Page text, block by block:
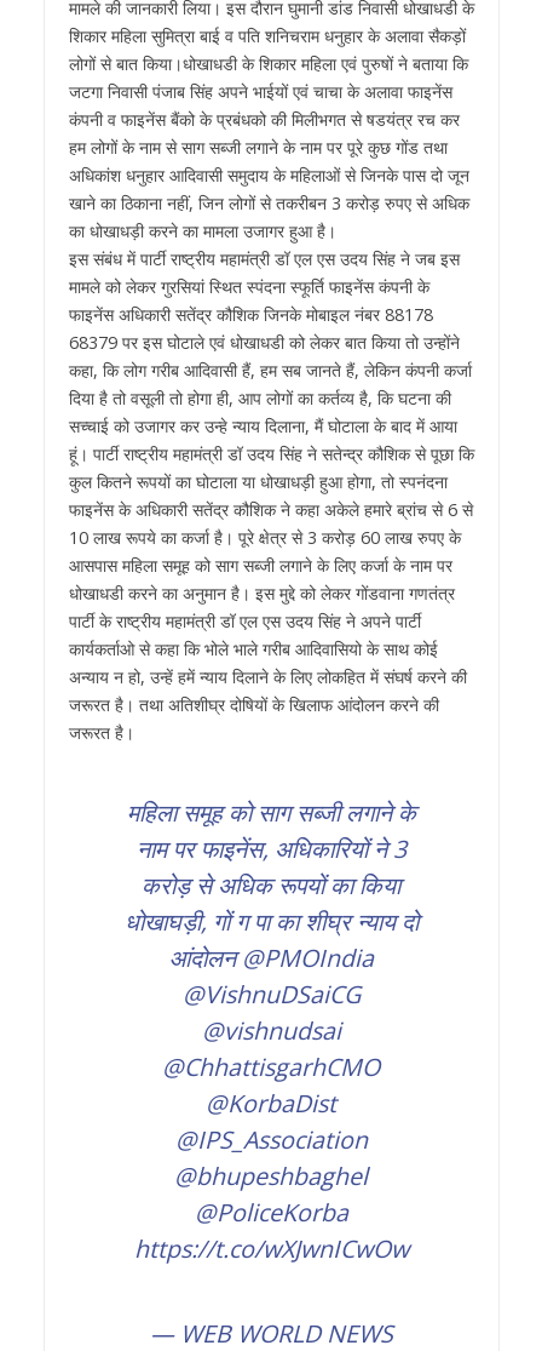
मामले की जानकारी लिया। इस दौरान घुमानी डांड निवासी धोखाधडी के
शिकार महिला सुमित्रा बाई व पति शनिचराम धनुहार के अलावा सैकड़ों
लोगों से बात किया।धोखाधडी के शिकार महिला एवं पुरुषों ने बताया कि
जटगा निवासी पंजाब सिंह अपने भाईयों एवं चाचा के अलावा फाइनेंस
कंपनी व फाइनेंस बैंको के प्रबंधको की मिलीभगत से षडयंत्र रच कर
हम लोगों के नाम से साग सब्जी लगाने के नाम पर पूरे कुछ गोंड तथा
अधिकांश धनुहार आदिवासी समुदाय के महिलाओं से जिनके पास दो जून
खाने का ठिकाना नहीं, जिन लोगों से तकरीबन 3 करोड़ रुपए से अधिक
का धोखाधड़ी करने का मामला उजागर हुआ है।
इस संबंध में पार्टी राष्ट्रीय महामंत्री डॉ एल एस उदय सिंह ने जब इस
मामले को लेकर गुरसियां स्थित स्पंदना स्फूर्ति फाइनेंस कंपनी के
फाइनेंस अधिकारी सतेंद्र कौशिक जिनके मोबाइल नंबर 88178
68379 पर इस घोटाले एवं धोखाधडी को लेकर बात किया तो उन्होंने
कहा, कि लोग गरीब आदिवासी हैं, हम सब जानते हैं, लेकिन कंपनी कर्जा
दिया है तो वसूली तो होगा ही, आप लोगों का कर्तव्य है, कि घटना की
सच्चाई को उजागर कर उन्हे न्याय दिलाना, मैं घोटाला के बाद में आया
हूं। पार्टी राष्ट्रीय महामंत्री डॉ उदय सिंह ने सतेन्द्र कौशिक से पूछा कि
कुल कितने रूपयों का घोटाला या धोखाधड़ी हुआ होगा, तो स्पनंदना
फाइनेंस के अधिकारी सतेंद्र कौशिक ने कहा अकेले हमारे ब्रांच से 6 से
10 लाख रूपये का कर्जा है। पूरे क्षेत्र से 3 करोड़ 60 लाख रुपए के
आसपास महिला समूह को साग सब्जी लगाने के लिए कर्जा के नाम पर
धोखाधडी करने का अनुमान है। इस मुद्दे को लेकर गोंडवाना गणतंत्र
पार्टी के राष्ट्रीय महामंत्री डॉ एल एस उदय सिंह ने अपने पार्टी
कार्यकर्ताओ से कहा कि भोले भाले गरीब आदिवासियो के साथ कोई
अन्याय न हो, उन्हें हमें न्याय दिलाने के लिए लोकहित में संघर्ष करने की
जरूरत है। तथा अतिशीघ्र दोषियों के खिलाफ आंदोलन करने की
जरूरत है।
महिला समूह को साग सब्जी लगाने के
नाम पर फाइनेंस, अधिकारियों ने 3
करोड़ से अधिक रूपयों का किया
धोखाघड़ी, गों ग पा का शीघ्र न्याय दो
आंदोलन@PMOIndia
@VishnuDSaiCG
@vishnudsai
@ChhattisgarhCMO
@KorbaDist
@IPS_Association
@bhupeshbaghel
@PoliceKorba
https://t.co/wXJwnICwOw
— WEB WORLD NEWS